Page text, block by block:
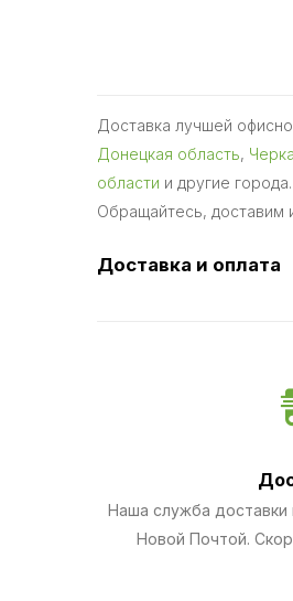
Доставка лучшей
Донецкая область,
области и другие города.
Обращайтесь,
Доставка и оплата
Наша служба доставки
Новой Почтой.